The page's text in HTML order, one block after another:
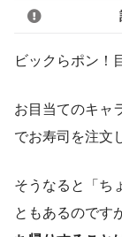
ビックらポン！
お目当てのキャ
でお寿司を注文
そうなると「ち
ともあるのです